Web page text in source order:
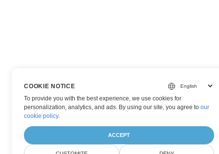
COOKIE NOTICE
To provide you with the best experience, we use cookies for
personalization, analytics, and ads. By using our site, you agree toour
cookie policy.
ACCEPT